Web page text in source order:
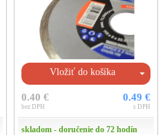
Vložiť do košíka
0.40 €
bez DPH
0.49 €
s DPH
skladom - doručenie do 72 hodín